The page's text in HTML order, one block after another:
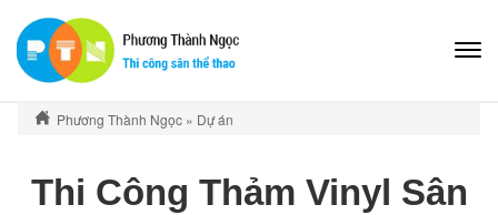
Phương Thành Ngọc » Dự án
Thi Công Thảm Vinyl Sân